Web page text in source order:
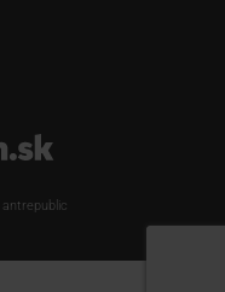
antrepublic